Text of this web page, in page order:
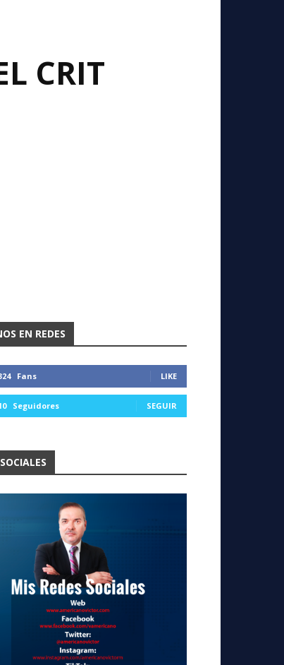
CRIT
EN REDES
Fans LIKE
Seguidores SEGUIR